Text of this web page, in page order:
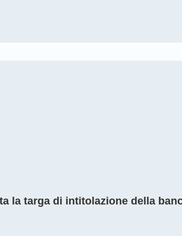
la targa di intitolazione della